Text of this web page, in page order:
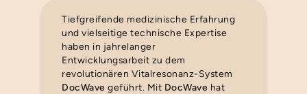
Tiefgreifende medizinische Erfahrung
und vielseitige technische Expertise
haben in jahrelanger
Entwicklungsarbeit zu dem
revolutionären Vitalresonanz-System
DocWave geführt. Mit DocWave hat